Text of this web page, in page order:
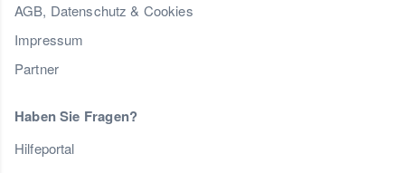
AGB, Datenschutz & Cookies
Impressum
Partner
Haben Sie Fragen?
Hilfeportal